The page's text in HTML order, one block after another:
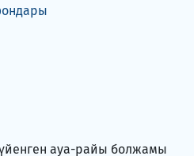
ауа-райы болжамы